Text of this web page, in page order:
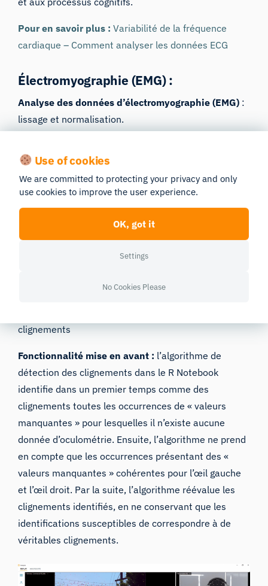
Pour en savoir plus : Variabilité de la fréquence
cardiaque – Comment analyser les données ECG
Électromyographie (EMG) :
Analyse des données d’électromyographie (EMG) :
lissage et normalisation.
normaliser un signal lissé par rapport à un stimulus
de contraction volontaire maximale, afin de
comparer l’activité EMG entre différents sujets ou
dans différentes conditions.
Pour en savoir plus :Qu’est-ce que l’EMG
(électromyographie) et comment fonctionne-t-elle ?
Suivi oculaire :
clignements
Fonctionnalité mise en avant : l’algorithme de
détection des clignements dans le R Notebook
identifie dans un premier temps comme des
clignements toutes les occurrences de « valeurs
manquantes » pour lesquelles il n’existe aucune
donnée d’oculométrie. Ensuite, l’algorithme ne prend
en compte que les occurrences présentant des «
valeurs manquantes » cohérentes pour l’œil gauche
et l’œil droit. Par la suite, l’algorithme réévalue les
clignements identifiés, en ne conservant que les
identifications susceptibles de correspondre à de
véritables clignements.
Use of cookies
We are committed to protecting your privacy and only
use cookies to improve the user experience.
OK, got it
Settings
No Cookies Please